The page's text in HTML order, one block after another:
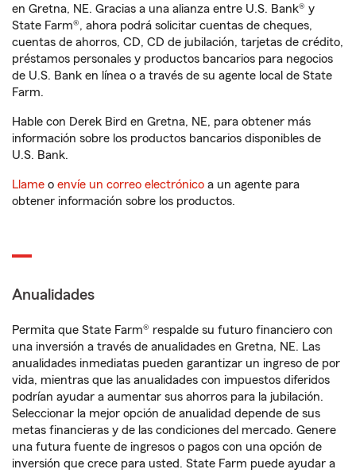
en Gretna, NE. Gracias a una alianza entre U.S. Bank® y
State Farm®, ahora podrá solicitar cuentas de cheques,
cuentas de ahorros, CD, CD de jubilación, tarjetas de crédito,
préstamos personales y productos bancarios para negocios
de U.S. Bank en línea o a través de su agente local de State
Farm.
Hable con Derek Bird en Gretna, NE, para obtener más
información sobre los productos bancarios disponibles de
U.S. Bank.
Llame o envíe un correo electrónico a un agente para
obtener información sobre los productos.
Anualidades
Permita que State Farm® respalde su futuro financiero con
una inversión a través de anualidades en Gretna, NE. Las
anualidades inmediatas pueden garantizar un ingreso de por
vida, mientras que las anualidades con impuestos diferidos
podrían ayudar a aumentar sus ahorros para la jubilación.
Seleccionar la mejor opción de anualidad depende de sus
metas financieras y de las condiciones del mercado. Genere
una futura fuente de ingresos o pagos con una opción de
inversión que crece para usted. State Farm puede ayudar a